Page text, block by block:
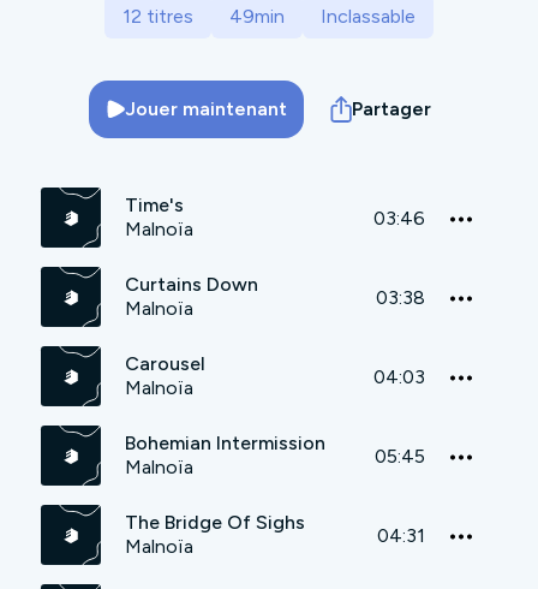
12 titres 49min Inclassable
Jouer maintenant Partager
Time's
Malnoïa
03:46
Curtains Down
Malnoïa
03:38
Carousel
Malnoïa
04:03
Bohemian Intermission
Malnoïa
05:45
The Bridge Of Sighs
Malnoïa
04:31